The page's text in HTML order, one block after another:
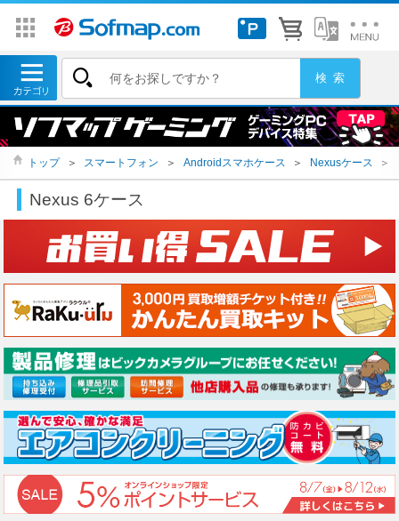
トップ ＞ スマートフォン ＞ Androidスマホケース ＞ Nexusケース ＞
Nexus 6ケース